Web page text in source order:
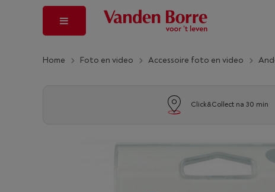
Home Foto en video Accessoire foto en video
Click&Collect na 30 min